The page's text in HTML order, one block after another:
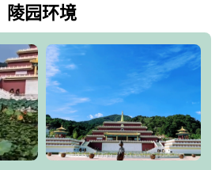
落在世界文化遗产清东陵地形墙内，地
通便利。公司以“建设全国顶级人生后花
”为目标，以海外归侨、国内外知名人士
合旅游参观构成其主要使用功能；以苍
观构成其外部形象。通过墓园建设与造
建成一处特色鲜明、服务周全、环境优
文物古迹交相呼应的极具吸引力的花园
陵园环境